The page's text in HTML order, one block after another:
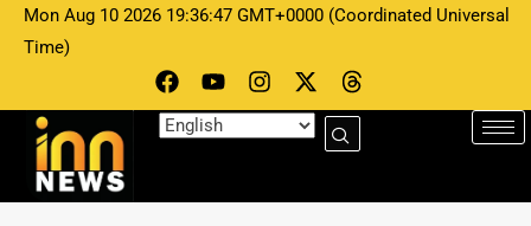
Mon Aug 10 2026 19:36:47 GMT+0000 (Coordinated Universal
Time)